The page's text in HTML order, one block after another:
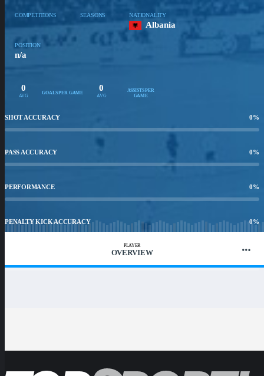
COMPETITIONS SEASONS NATIONALITY
Albania
POSITION
n/a
0
AVG GOALS PER GAME
0
AVG
ASSISTS PER
GAME
SHOT ACCURACY 0%
PASS ACCURACY 0%
PERFORMANCE 0%
PENALTY KICK ACCURACY 0%
PLAYER
OVERVIEW